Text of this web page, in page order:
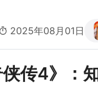
2025年08月01日
侠传4》：